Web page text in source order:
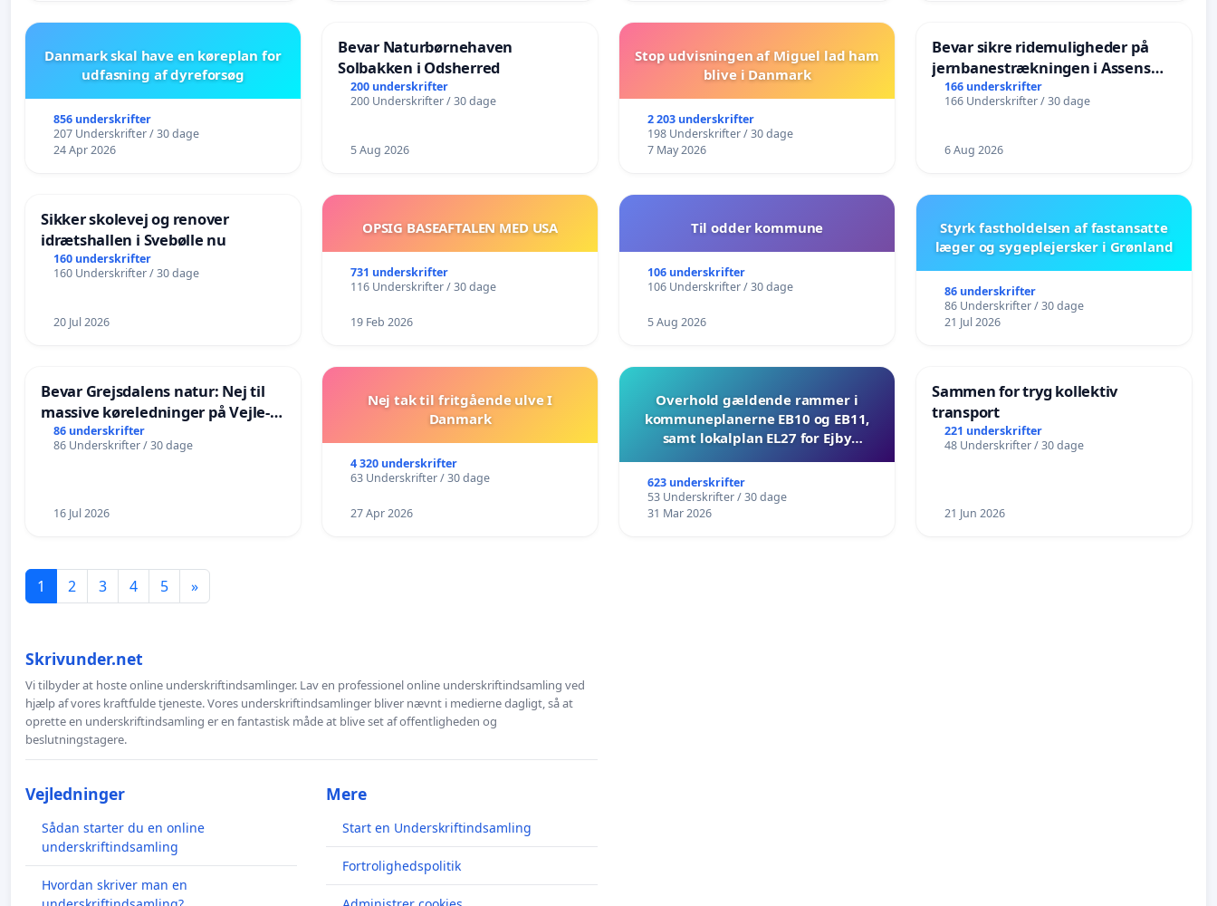
Danmark skal have en køreplan for
udfasning af dyreforsøg
856 underskrifter
207 Underskrifter / 30 dage
24 Apr 2026
Bevar Naturbørnehaven
Solbakken i Odsherred
200 underskrifter
200 Underskrifter / 30 dage
5 Aug 2026
Stop udvisningen af Miguel lad ham
blive i Danmark
2 203 underskrifter
198 Underskrifter / 30 dage
7 May 2026
Bevar sikre ridemuligheder på
jernbanestrækningen i Assens
Kommune
166 underskrifter
166 Underskrifter / 30 dage
6 Aug 2026
Sikker skolevej og renover
idrætshallen i Svebølle nu
160 underskrifter
160 Underskrifter / 30 dage
20 Jul 2026
OPSIG BASEAFTALEN MED USA
731 underskrifter
116 Underskrifter / 30 dage
19 Feb 2026
Til odder kommune
106 underskrifter
106 Underskrifter / 30 dage
5 Aug 2026
Styrk fastholdelsen af fastansatte
læger og sygeplejersker i Grønland
86 underskrifter
86 Underskrifter / 30 dage
21 Jul 2026
Bevar Grejsdalens natur: Nej til
massive køreledninger på Vejle-
Struer-banen
86 underskrifter
86 Underskrifter / 30 dage
16 Jul 2026
Nej tak til fritgående ulve I
Danmark
4 320 underskrifter
63 Underskrifter / 30 dage
27 Apr 2026
Overhold gældende rammer i
kommuneplanerne EB10 og EB11,
samt lokalplan EL27 for Ejby
623 underskrifter
53 Underskrifter / 30 dage
31 Mar 2026
Sammen for tryg kollektiv
transport
221 underskrifter
48 Underskrifter / 30 dage
21 Jun 2026
1 2 3 4 5 »
Skrivunder.net
Vi tilbyder at hoste online underskriftindsamlinger. Lav en professionel online underskriftindsamling ved
hjælp af vores kraftfulde tjeneste. Vores underskriftindsamlinger bliver nævnt i medierne dagligt, så at
oprette en underskriftindsamling er en fantastisk måde at blive set af offentligheden og
beslutningstagere.
Vejledninger
Sådan starter du en online
underskriftindsamling
Hvordan skriver man en
Mere
Start en Underskriftindsamling
Fortrolighedspolitik